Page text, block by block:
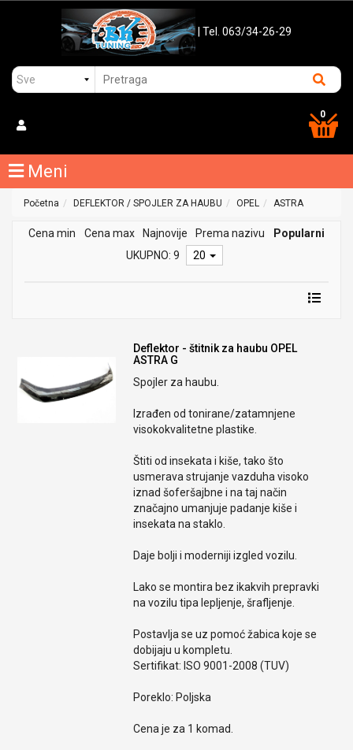
| Tel. 063/34-26-29
0
Meni
Početna DEFLEKTOR / SPOJLER ZA HAUBU OPEL ASTRA
Cena min Cena max Najnovije Prema nazivu
Popularni
UKUPNO: 9
20
Deflektor - štitnik za haubu OPEL
ASTRA G
Spojler za haubu.
Izrađen od tonirane/zatamnjene
visokokvalitetne plastike.
Štiti od insekata i kiše, tako što
usmerava strujanje vazduha visoko
iznad šoferšajbne i na taj način
značajno umanjuje padanje kiše i
insekata na staklo.
Daje bolji i moderniji izgled vozilu.
Lako se montira bez ikakvih prepravki
na vozilu tipa lepljenje, šrafljenje.
Postavlja se uz pomoć žabica koje se
dobijaju u kompletu.
Sertifikat: ISO 9001-2008 (TUV)
Poreklo: Poljska
Cena je za 1 komad.